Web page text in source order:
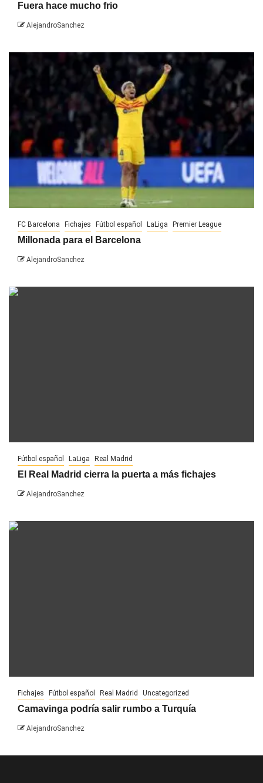
Fuera hace mucho frio
AlejandroSanchez
FC Barcelona Fichajes Fútbol español LaLiga Premier League
Millonada para el Barcelona
AlejandroSanchez
Fútbol español LaLiga Real Madrid
El Real Madrid cierra la puerta a más fichajes
AlejandroSanchez
Fichajes Fútbol español Real Madrid Uncategorized
Camavinga podría salir rumbo a Turquía
AlejandroSanchez